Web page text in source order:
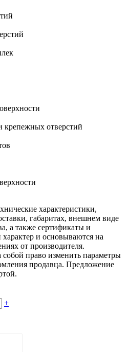
крепежных отверстий
характеристики,
габаритах, внешнем виде
а также сертификаты и
и основываются на
от производителя.
собой право изменить параметры
продавца. Предложение
+